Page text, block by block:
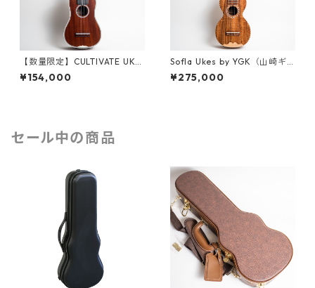
【数量限定】CULTIVATE UKU
LELE D3M-W（フィジーマホ
ガニー）ソプラノウクレレ
¥154,000
Sofla Ukes by YGK（山崎ギ
ター工房）#457 ハワイアンコ
ア ソプラノウクレレ
¥275,000
セール中の商品